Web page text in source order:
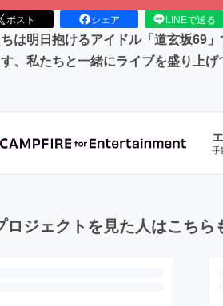
ポスト シェア LINEで送る
は明日抱けるアイドル「道玄坂69
、私たちと一緒にライブを盛り上
手
ロジェクトを見た人はこち